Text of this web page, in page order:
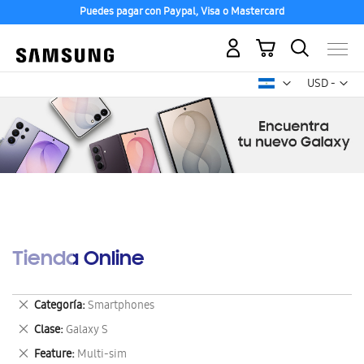
Puedes pagar con Paypal, Visa o Mastercard
USD -
dólar
Mi carrito
Tienda Online
Categoría Smartphones
Eliminar
este
artículo
Clase Galaxy S
Eliminar
este
Feature Multi-sim
Eliminar